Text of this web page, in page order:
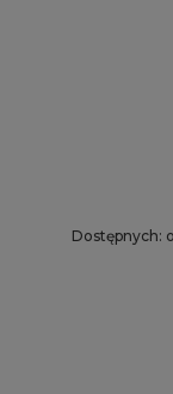
Dostępnych: